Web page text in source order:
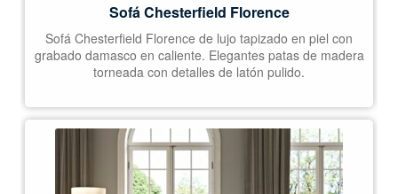
Sofá Chesterfield Florence
Sofá Chesterfield Florence de lujo tapizado en piel con
grabado damasco en caliente. Elegantes patas de madera
torneada con detalles de latón pulido.